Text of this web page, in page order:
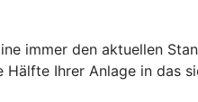
immer den aktuellen
Hälfte Ihrer Anlage in das